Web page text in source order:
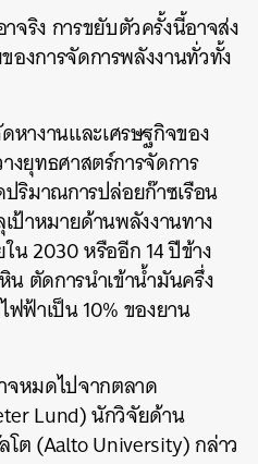
จริง การขยับตัวครั้งนี้อาจส่ง
งการจัดการพลังงานทั่วทั้ง
หางานและเศรษฐกิจของ
งยุทธศาสตร์การจัดการ
ริมาณการปล่อยก๊าซเรือน
ป้าหมายด้านพลังงานทาง
น 2030 หรืออีก 14 ปีข้าง
น ตัดการนำเข้าน้ำมันครึ่ง
ฟ้าเป็น 10% ของยาน
จหมดไปจากตลาด
Lund) นักวิจัยด้าน
ต (Aalto University) กล่าว